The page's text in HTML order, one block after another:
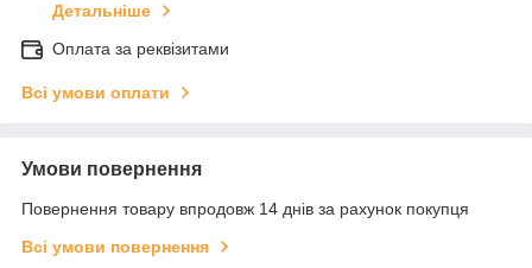
Детальніше
Оплата за реквізитами
Всі умови оплати
Умови повернення
Повернення товару впродовж 14 днів за рахунок покупця
Всі умови повернення